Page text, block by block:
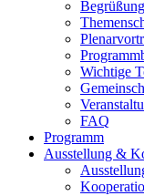
Begrüßung
Wichtige
FAQ
Programm
Ausstellung &